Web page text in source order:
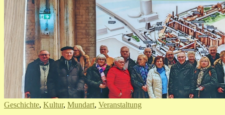
Geschichte, Kultur, Mundart, Veranstaltung